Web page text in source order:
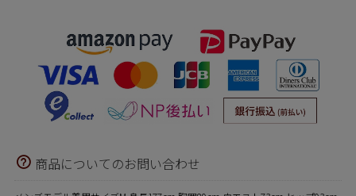
商品についてのお問い合わせ